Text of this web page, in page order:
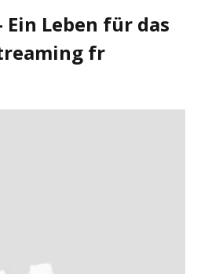
Ein Leben für das
fr